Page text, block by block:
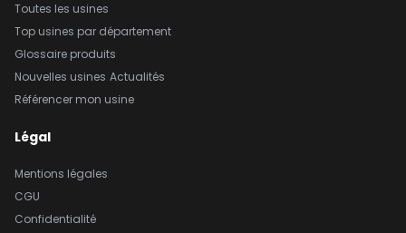
Toutes les usines
Top usines par département
Glossaire produits
Nouvelles usines Actualités
Référencer mon usine
Légal
Mentions légales
CGU
Confidentialité